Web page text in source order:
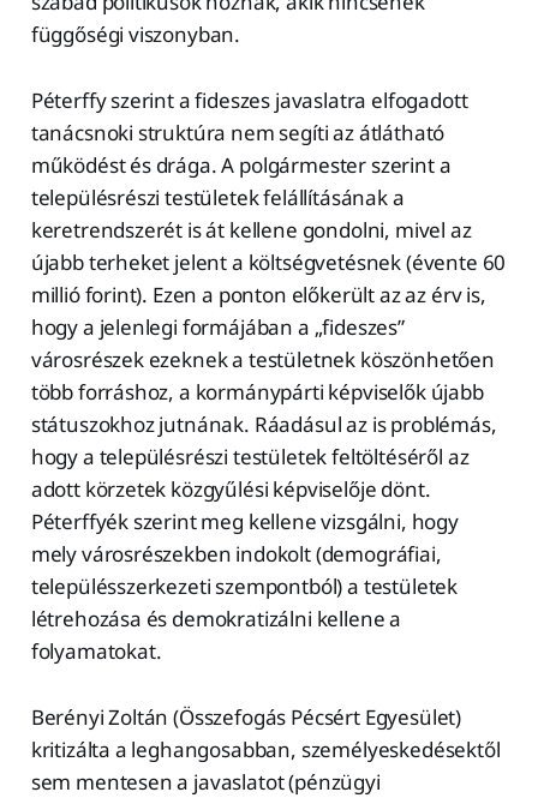
függőségi viszonyban.
Péterffy szerint a fideszes javaslatra elfogadott
tanácsnoki struktúra nem segíti az átlátható
működést és drága. A polgármester szerint a
településrészi testületek felállításának a
keretrendszerét is át kellene gondolni, mivel az
újabb terheket jelent a költségvetésnek (évente 60
millió forint). Ezen a ponton előkerült az az érv is,
hogy a jelenlegi formájában a „fideszes”
városrészek ezeknek a testületnek köszönhetően
több forráshoz, a kormánypárti képviselők újabb
státuszokhoz jutnának. Ráadásul az is problémás,
hogy a településrészi testületek feltöltéséről az
adott körzetek közgyűlési képviselője dönt.
Péterffyék szerint meg kellene vizsgálni, hogy
mely városrészekben indokolt (demográfiai,
településszerkezeti szempontból) a testületek
létrehozása és demokratizálni kellene a
folyamatokat.
Berényi Zoltán (Összefogás Pécsért Egyesület)
kritizálta a leghangosabban, személyeskedésektől
sem mentesen a javaslatot (pénzügyi